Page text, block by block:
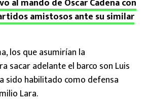
al mando de Óscar Cadena con
amistosos ante su similar
los que asumirían la
sacar adelante el barco son Luis
sido habilitado como defensa
Lara.